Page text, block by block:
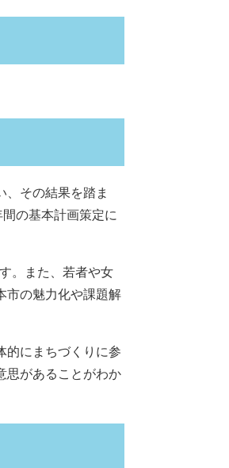
その結果を踏ま
の基本計画策定に
。また、若者や女
市の魅力化や課題解
的にまちづくりに参
思があることがわか